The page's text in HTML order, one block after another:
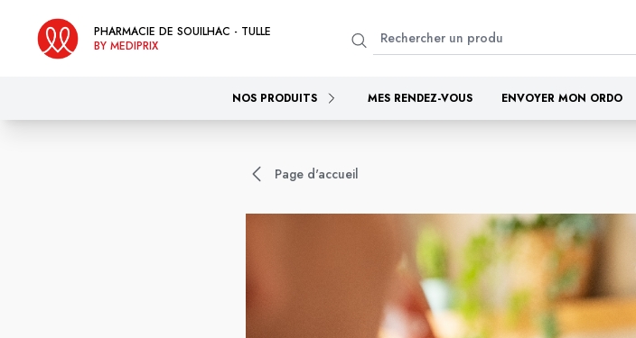
PHARMACIE DE SOUILHAC - TULLE
BY MEDIPRIX
NOS PRODUITS MES RENDEZ-VOUS ENVOYER MON ORDO
Page d'accueil